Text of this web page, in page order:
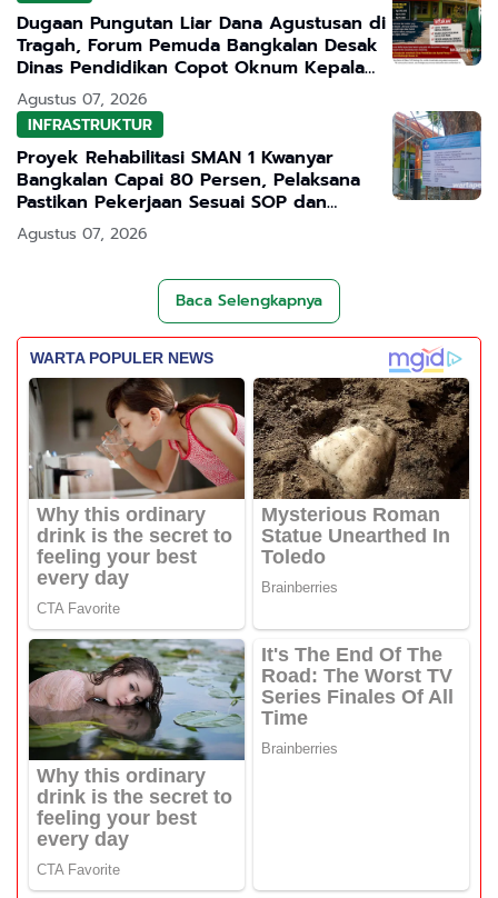
Dugaan Pungutan Liar Dana Agustusan di
Tragah, Forum Pemuda Bangkalan Desak
Dinas Pendidikan Copot Oknum Kepala
Sekolah
Agustus 07, 2026
INFRASTRUKTUR
Proyek Rehabilitasi SMAN 1 Kwanyar
Bangkalan Capai 80 Persen, Pelaksana
Pastikan Pekerjaan Sesuai SOP dan
Transparan
Agustus 07, 2026
Baca Selengkapnya